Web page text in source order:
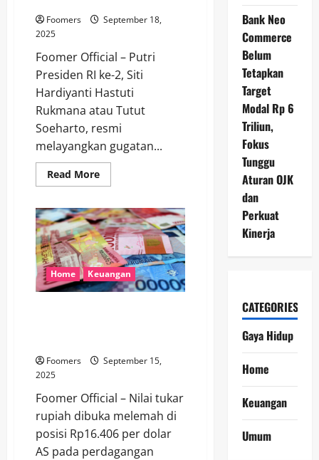
Foomers
September 18,
2025
Foomer Official – Putri
Presiden RI ke-2, Siti
Hardiyanti Hastuti
Rukmana atau Tutut
Soeharto, resmi
melayangkan gugatan...
Read MoreRead
more
Buah
Purbaya
Angkat
Bicara
soal
Gugatan
Tutut
Soeharto
terhadap
Home Keuangan
Foomers
September 15,
2025
Foomer Official – Nilai tukar
rupiah dibuka melemah di
posisi Rp16.406 per dolar
AS pada perdagangan
Bank Neo
Commerce
Belum
Tetapkan
Target
Modal Rp 6
Triliun,
Fokus
Tunggu
Aturan OJK
dan
Perkuat
Kinerja
CATEGORIES
Gaya Hidup
Home
Keuangan
Umum